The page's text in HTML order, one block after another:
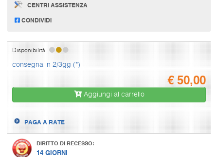
CENTRI ASSISTENZA
CONDIVIDI
Disponibilità
consegna in 2/3gg (*)
€50,00
Aggiungi al carrello
PAGA A RATE
DIRITTO DI RECESSO:
14 GIORNI